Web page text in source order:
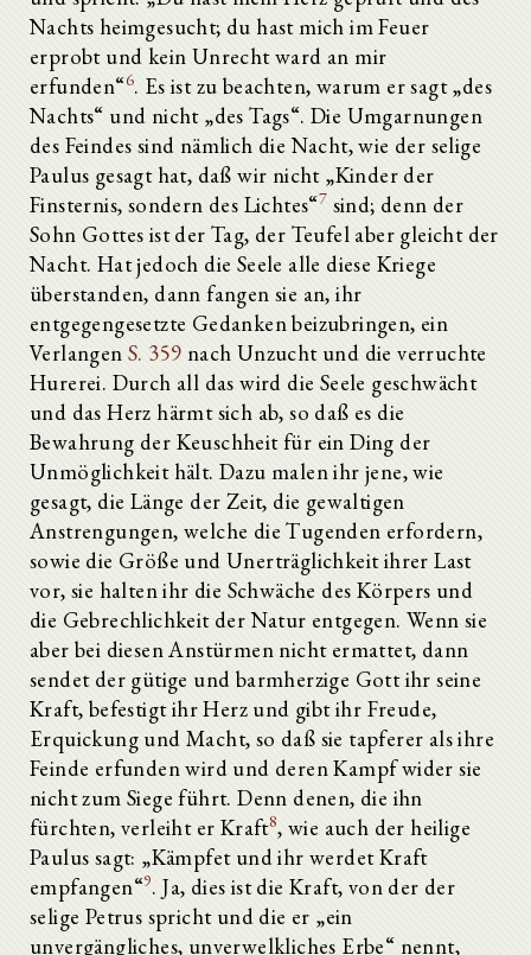
Nachts heimgesucht; du hast mich im Feuer
erprobt und kein Unrecht ward an mir
erfunden“6. Es ist zu beachten, warum er sagt „des
Nachts“ und nicht „des Tags“. Die Umgarnungen
des Feindes sind nämlich die Nacht, wie der selige
Paulus gesagt hat, daß wir nicht „Kinder der
Finsternis, sondern des Lichtes“7 sind; denn der
Sohn Gottes ist der Tag, der Teufel aber gleicht der
Nacht. Hat jedoch die Seele alle diese Kriege
überstanden, dann fangen sie an, ihr
entgegengesetzte Gedanken beizubringen, ein
VerlangenS. 359 nach Unzucht und die verruchte
Hurerei. Durch all das wird die Seele geschwächt
und das Herz härmt sich ab, so daß es die
Bewahrung der Keuschheit für ein Ding der
Unmöglichkeit hält. Dazu malen ihr jene, wie
gesagt, die Länge der Zeit, die gewaltigen
Anstrengungen, welche die Tugenden erfordern,
sowie die Größe und Unerträglichkeit ihrer Last
vor, sie halten ihr die Schwäche des Körpers und
die Gebrechlichkeit der Natur entgegen. Wenn sie
aber bei diesen Anstürmen nicht ermattet, dann
sendet der gütige und barmherzige Gott ihr seine
Kraft, befestigt ihr Herz und gibt ihr Freude,
Erquickung und Macht, so daß sie tapferer als ihre
Feinde erfunden wird und deren Kampf wider sie
nicht zum Siege führt. Denn denen, die ihn
fürchten, verleiht er Kraft8, wie auch der heilige
Paulus sagt: „Kämpfet und ihr werdet Kraft
empfangen“9. Ja, dies ist die Kraft, von der der
selige Petrus spricht und die er „ein
unvergängliches, unverwelkliches Erbe“ nennt,